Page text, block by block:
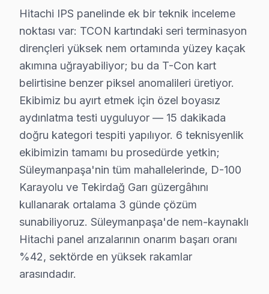
Süleymanpaşa'de Fabrika Servis Neden
Süleymanpaşa'da Hitachi TV tamiri için Fabrika
Fabrika Servisi, yerinde tamir imkanı sunar ve birçok
Süleymanpaşa Hitachi servis - TV Tamiri
LED backlight sorunu mu, T-Con kartı mı, yoksa
Fabrika Servis: termal kamera + osiloskop ile
Süleymanpaşa Bölgesi ve Hitachi TV Desteği
Tekirdağ ve Trakya içinde yer alan Süleymanpaşa,
Süleymanpaşa'de Mahalle Hitachi Servis
Hitachi LED TV arıza servisimiz Süleymanpaşa'nin
Yavuz, Zafer, Altınova, Atatürk, Banarlı,
Hitachi IPS panelinde ek bir teknik inceleme
noktası var: TCON kartındaki seri terminasyon
dirençleri yüksek nem ortamında yüzey kaçak
akımına uğrayabiliyor; bu da T-Con kart
belirtisine benzer piksel anomalileri üretiyor.
Ekibimiz bu ayırt etmek için özel boyasız
aydınlatma testi uyguluyor — 15 dakikada
doğru kategori tespiti yapılıyor. 6 teknisyenlik
ekibimizin tamamı bu prosedürde yetkin;
Süleymanpaşa'nin tüm mahallelerinde, D-100
Karayolu ve Tekirdağ Garı güzergâhını
kullanarak ortalama 3 günde çözüm
sunabiliyoruz. Süleymanpaşa'de nem-kaynaklı
Hitachi panel arızalarının onarım başarı oranı
%42, sektörde en yüksek rakamlar
arasındadır.